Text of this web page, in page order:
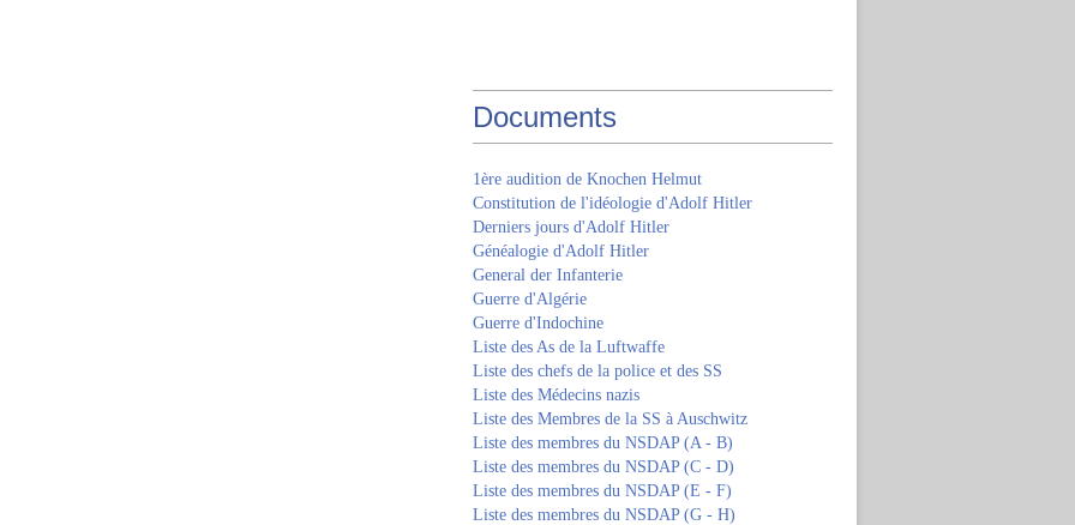
Documents
1ère audition de Knochen Helmut
Constitution de l'idéologie d'Adolf Hitler
Derniers jours d'Adolf Hitler
Généalogie d'Adolf Hitler
General der Infanterie
Guerre d'Algérie
Guerre d'Indochine
Liste des As de la Luftwaffe
Liste des chefs de la police et des SS
Liste des Médecins nazis
Liste des Membres de la SS à Auschwitz
Liste des membres du NSDAP (A - B)
Liste des membres du NSDAP (C - D)
Liste des membres du NSDAP (E - F)
Liste des membres du NSDAP (G - H)